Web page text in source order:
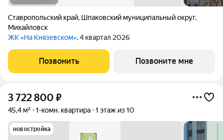
Ставропольский край, Шпаковский муниципальный округ,
Михайловск
ЖК «На Князевском», 4 квартал 2026
Позвонить Позвоните мне
3 722 800 ₽
45,4 м² 1-комн. квартира 1 этаж из 10
новостройка